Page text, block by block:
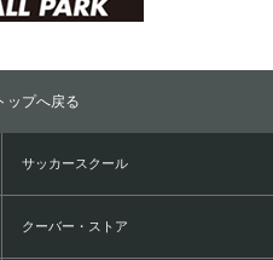
ップへ戻る
サッカースクール
クーバー・ストア